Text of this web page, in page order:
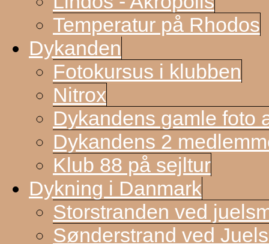
Temperatur på Rhodos
Dykanden
Fotokursus i klubben
Nitrox
Dykandens gamle foto
Dykandens 2
Klub 88 på sejltur
Dykning i Danmark
Storstranden ved
Sønderstrand ved